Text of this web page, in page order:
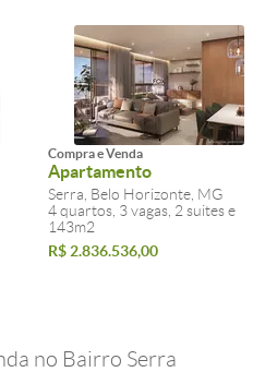
Compra e Venda
Apartamento
Serra, Belo Horizonte, MG
4 quartos, 3 vagas, 2 suites e
143m2
R$ 2.836.536,00
no Bairro Serra